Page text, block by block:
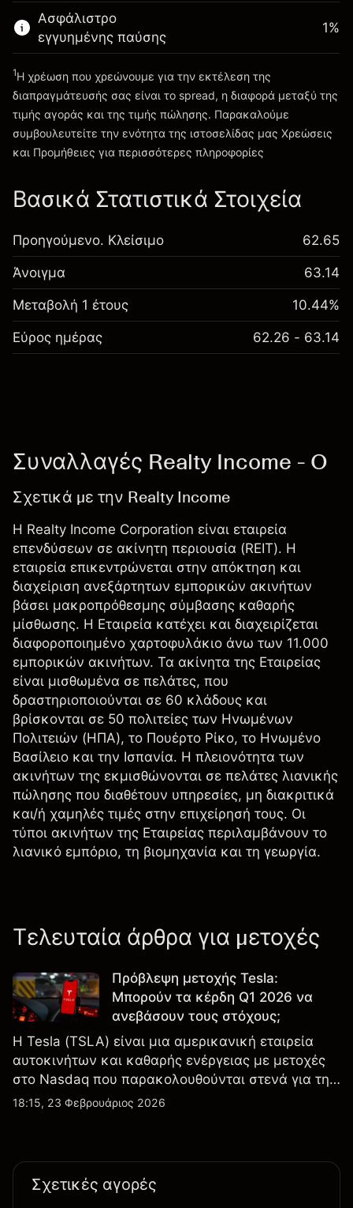
Χρήματα από μόχλευση ~
Ασφάλιστρο
εγγυημένης παύσης
Χρεώσεις και Τέλη
1%
1Η χρέωση που χρεώνουμε για την εκτέλεση της
διαπραγμάτευσής σας είναι το spread, η διαφορά μεταξύ της
τιμής αγοράς και της τιμής πώλησης. Παρακαλούμε
συμβουλευτείτε την ενότητα της ιστοσελίδας μας Χρεώσεις
και Προμήθειες για περισσότερες πληροφορίες
Βασικά Στατιστικά Στοιχεία
Προηγούμενο. Κλείσιμο 62.65
Άνοιγμα 63.14
Μεταβολή 1 έτους 10.44%
Εύρος ημέρας 62.26 - 63.14
Συναλλαγές Realty Income - O
Σχετικά με την Realty Income
Η Realty Income Corporation είναι εταιρεία
επενδύσεων σε ακίνητη περιουσία (REIT). Η
εταιρεία επικεντρώνεται στην απόκτηση και
διαχείριση ανεξάρτητων εμπορικών ακινήτων
βάσει μακροπρόθεσμης σύμβασης καθαρής
μίσθωσης. Η Εταιρεία κατέχει και διαχειρίζεται
διαφοροποιημένο χαρτοφυλάκιο άνω των 11.000
εμπορικών ακινήτων. Τα ακίνητα της Εταιρείας
είναι μισθωμένα σε πελάτες, που
δραστηριοποιούνται σε 60 κλάδους και
βρίσκονται σε 50 πολιτείες των Ηνωμένων
Πολιτειών (ΗΠΑ), το Πουέρτο Ρίκο, το Ηνωμένο
Βασίλειο και την Ισπανία. Η πλειονότητα των
ακινήτων της εκμισθώνονται σε πελάτες λιανικής
πώλησης που διαθέτουν υπηρεσίες, μη διακριτικά
και/ή χαμηλές τιμές στην επιχείρησή τους. Οι
τύποι ακινήτων της Εταιρείας περιλαμβάνουν το
λιανικό εμπόριο, τη βιομηχανία και τη γεωργία.
Τελευταία άρθρα για μετοχές
Πρόβλεψη μετοχής Tesla:
Μπορούν τα κέρδη Q1 2026 να
ανεβάσουν τους στόχους;
Η Tesla (TSLA) είναι μια αμερικανική εταιρεία
αυτοκινήτων και καθαρής ενέργειας με μετοχές
στο Nasdaq που παρακολουθούνται στενά για την
απόδοση κερδών, τα δεδομένα παραδόσεων και
18:15, 23 Φεβρουάριος 2026
Σχετικές αγορές